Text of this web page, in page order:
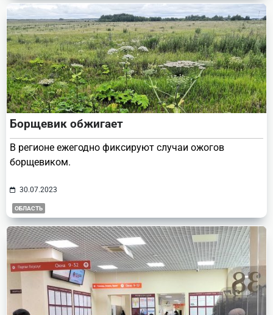
Борщевик обжигает
В регионе ежегодно фиксируют случаи ожогов
борщевиком.
30.07.2023
ОБЛАСТЬ